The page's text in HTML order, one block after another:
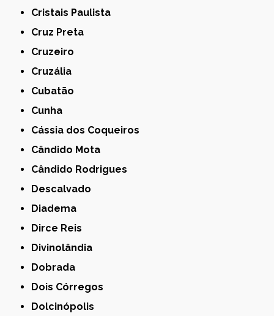
Cristais Paulista
Cruz Preta
Cruzeiro
Cruzália
Cubatão
Cunha
Cássia dos Coqueiros
Cândido Mota
Cândido Rodrigues
Descalvado
Diadema
Dirce Reis
Divinolândia
Dobrada
Dois Córregos
Dolcinópolis